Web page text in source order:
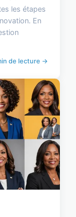
les étapes
En
de lecture →